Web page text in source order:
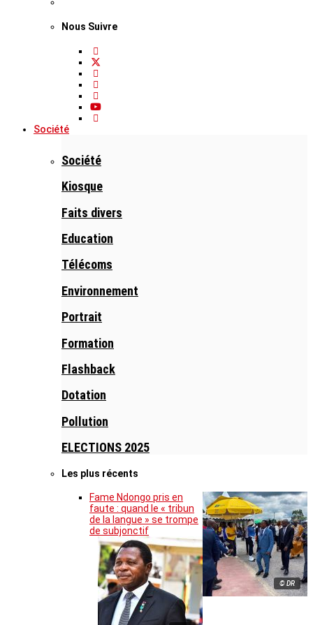
Nous Suivre
Société
Société
Kiosque
Faits divers
Education
Télécoms
Environnement
Portrait
Formation
Flashback
Dotation
Pollution
ELECTIONS 2025
Les plus récents
© DR
Fame Ndongo pris en
faute : quand le « tribun
de la langue » se trompe
de subjonctif